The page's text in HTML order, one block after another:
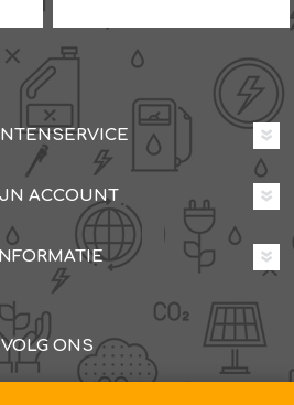
ACCOUNT
INFORMATIE
VOLG ONS